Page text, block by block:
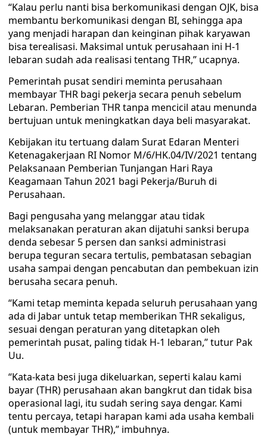
“Kalau perlu nanti bisa berkomunikasi dengan OJK, bisa
membantu berkomunikasi dengan BI, sehingga apa
yang menjadi harapan dan keinginan pihak karyawan
bisa terealisasi. Maksimal untuk perusahaan ini H-1
lebaran sudah ada realisasi tentang THR,” ucapnya.
Pemerintah pusat sendiri meminta perusahaan
membayar THR bagi pekerja secara penuh sebelum
Lebaran. Pemberian THR tanpa mencicil atau menunda
bertujuan untuk meningkatkan daya beli masyarakat.
Kebijakan itu tertuang dalam Surat Edaran Menteri
Ketenagakerjaan RI Nomor M/6/HK.04/IV/2021 tentang
Pelaksanaan Pemberian Tunjangan Hari Raya
Keagamaan Tahun 2021 bagi Pekerja/Buruh di
Perusahaan.
Bagi pengusaha yang melanggar atau tidak
melaksanakan peraturan akan dijatuhi sanksi berupa
denda sebesar 5 persen dan sanksi administrasi
berupa teguran secara tertulis, pembatasan sebagian
usaha sampai dengan pencabutan dan pembekuan izin
berusaha secara penuh.
“Kami tetap meminta kepada seluruh perusahaan yang
ada di Jabar untuk tetap memberikan THR sekaligus,
sesuai dengan peraturan yang ditetapkan oleh
pemerintah pusat, paling tidak H-1 lebaran,” tutur Pak
Uu.
“Kata-kata besi juga dikeluarkan, seperti kalau kami
bayar (THR) perusahaan akan bangkrut dan tidak bisa
operasional lagi, itu sudah sering saya dengar. Kami
tentu percaya, tetapi harapan kami ada usaha kembali
(untuk membayar THR),” imbuhnya.